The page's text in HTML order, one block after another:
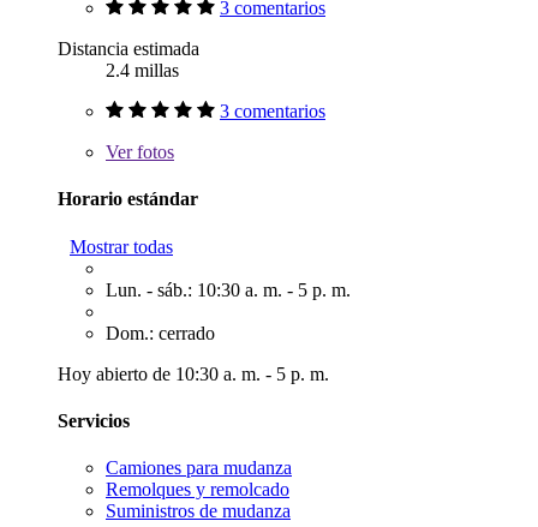
3 comentarios
Distancia estimada
2.4 millas
3 comentarios
Verfotos
Horario estándar
Mostrar todas
Lun. - sáb.: 10:30 a. m. - 5 p. m.
Dom.: cerrado
Hoy abierto de 10:30 a. m. - 5 p. m.
Servicios
Camiones para mudanza
Remolques y remolcado
Suministros de mudanza